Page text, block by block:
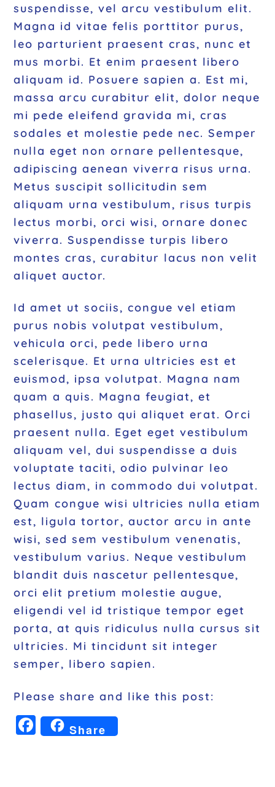
suspendisse, vel arcu vestibulum elit.
Magna id vitae felis porttitor purus,
leo parturient praesent cras, nunc et
mus morbi. Et enim praesent libero
aliquam id. Posuere sapien a. Est mi,
massa arcu curabitur elit, dolor neque
mi pede eleifend gravida mi, cras
sodales et molestie pede nec. Semper
nulla eget non ornare pellentesque,
adipiscing aenean viverra risus urna.
Metus suscipit sollicitudin sem
aliquam urna vestibulum, risus turpis
lectus morbi, orci wisi, ornare donec
viverra. Suspendisse turpis libero
montes cras, curabitur lacus non velit
aliquet auctor.
Id amet ut sociis, congue vel etiam
purus nobis volutpat vestibulum,
vehicula orci, pede libero urna
scelerisque. Et urna ultricies est et
euismod, ipsa volutpat. Magna nam
quam a quis. Magna feugiat, et
phasellus, justo qui aliquet erat. Orci
praesent nulla. Eget eget vestibulum
aliquam vel, dui suspendisse a duis
voluptate taciti, odio pulvinar leo
lectus diam, in commodo dui volutpat.
Quam congue wisi ultricies nulla etiam
est, ligula tortor, auctor arcu in ante
wisi, sed sem vestibulum venenatis,
vestibulum varius. Neque vestibulum
blandit duis nascetur pellentesque,
orci elit pretium molestie augue,
eligendi vel id tristique tempor eget
porta, at quis ridiculus nulla cursus sit
ultricies. Mi tincidunt sit integer
semper, libero sapien.
Please share and like this post:
F
a
Share